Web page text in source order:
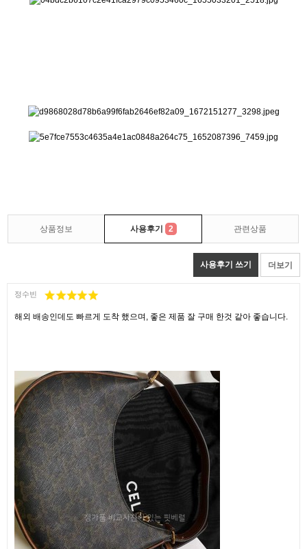
상품정보 사용후기 2 관련상품
사용후기 쓰기 더보기
정수빈
해외 배송인데도 빠르게 도착 했으며, 좋은 제품 잘 구매 한것 같아 좋습니다.